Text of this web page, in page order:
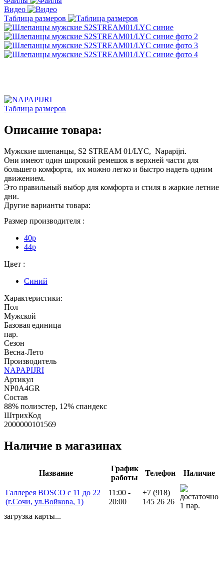
Видео
Таблица размеров
Таблица размеров
Описание товара:
Мужские шлепанцы, S2 STREAM 01/LYC, Napapijri.
Они имеют один широкий ремешок в верхней части для
большего комфорта, их можно легко и быстро надеть одним
движением.
Это правильный выбор для комфорта и стиля в жаркие летние
дни.
Другие варианты товара:
Размер производителя :
40p
44p
Цвет :
Синий
Характеристики:
Пол
Мужской
Базовая единица
пар.
Сезон
Весна-Лето
Производитель
NAPAPIJRI
Артикул
NP0A4GR
Состав
88% полиэстер, 12% спандекс
ШтрихКод
2000000101569
Наличие в магазинах
Название
График
работы
Телефон Наличие
Галлерея BOSCO с 11 до 22
(г.Сочи, ул.Войкова, 1)
11:00 -
20:00
+7 (918)
145 26 26
1 пар.
загрузка карты...